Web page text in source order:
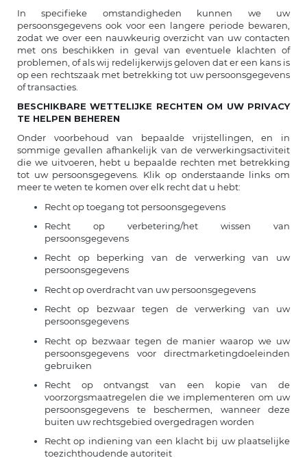
In specifieke omstandigheden kunnen we uw
persoonsgegevens ook voor een langere periode bewaren,
zodat we over een nauwkeurig overzicht van uw contacten
met ons beschikken in geval van eventuele klachten of
problemen, of als wij redelijkerwijs geloven dat er een kans is
op een rechtszaak met betrekking tot uw persoonsgegevens
of transacties.
BESCHIKBARE WETTELIJKE RECHTEN OM UW PRIVACY
TE HELPEN BEHEREN
Onder voorbehoud van bepaalde vrijstellingen, en in
sommige gevallen afhankelijk van de verwerkingsactiviteit
die we uitvoeren, hebt u bepaalde rechten met betrekking
tot uw persoonsgegevens. Klik op onderstaande links om
meer te weten te komen over elk recht dat u hebt:
Recht op toegang tot persoonsgegevens
Recht op verbetering/het wissen van
persoonsgegevens
Recht op beperking van de verwerking van uw
persoonsgegevens
Recht op overdracht van uw persoonsgegevens
Recht op bezwaar tegen de verwerking van uw
persoonsgegevens
Recht op bezwaar tegen de manier waarop we uw
persoonsgegevens voor directmarketingdoeleinden
gebruiken
Recht op ontvangst van een kopie van de
voorzorgsmaatregelen die we implementeren om uw
persoonsgegevens te beschermen, wanneer deze
buiten uw rechtsgebied overgedragen worden
Recht op indiening van een klacht bij uw plaatselijke
toezichthoudende autoriteit